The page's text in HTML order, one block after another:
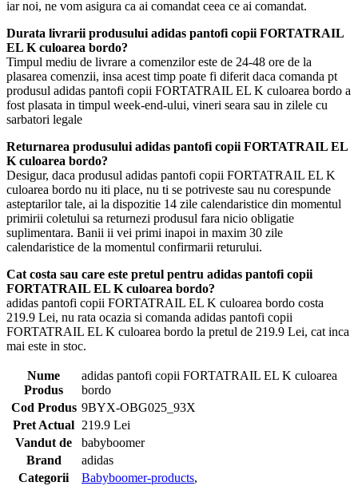
iar noi, ne vom asigura ca ai comandat ceea ce ai comandat.
Durata livrarii produsului adidas pantofi copii FORTATRAIL
EL K culoarea bordo?
Timpul mediu de livrare a comenzilor este de 24-48 ore de la
plasarea comenzii, insa acest timp poate fi diferit daca comanda pt
produsul adidas pantofi copii FORTATRAIL EL K culoarea bordo a
fost plasata in timpul week-end-ului, vineri seara sau in zilele cu
sarbatori legale
Returnarea produsului adidas pantofi copii FORTATRAIL EL
K culoarea bordo?
Desigur, daca produsul adidas pantofi copii FORTATRAIL EL K
culoarea bordo nu iti place, nu ti se potriveste sau nu corespunde
asteptarilor tale, ai la dispozitie 14 zile calendaristice din momentul
primirii coletului sa returnezi produsul fara nicio obligatie
suplimentara. Banii ii vei primi inapoi in maxim 30 zile
calendaristice de la momentul confirmarii returului.
Cat costa sau care este pretul pentru adidas pantofi copii
FORTATRAIL EL K culoarea bordo?
adidas pantofi copii FORTATRAIL EL K culoarea bordo costa
219.9 Lei, nu rata ocazia si comanda adidas pantofi copii
FORTATRAIL EL K culoarea bordo la pretul de 219.9 Lei, cat inca
mai este in stoc.
Nume
Produs
adidas pantofi copii FORTATRAIL EL K culoarea
bordo
Cod Produs 9BYX-OBG025_93X
Pret Actual 219.9 Lei
Vandut de
babyboomer
Brand
adidas
Categorii
Babyboomer-products,